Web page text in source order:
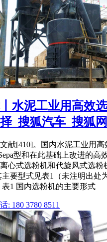
水泥工业用高效
_搜狐汽车_搜狐网
献[410]。国内水泥工业用
型和在此基础上改进的高
心式选粉机和代旋风式选粉
主要型式见表1（未注明出处
表1 国内选粉机的主要形式
: 180 3780 8511